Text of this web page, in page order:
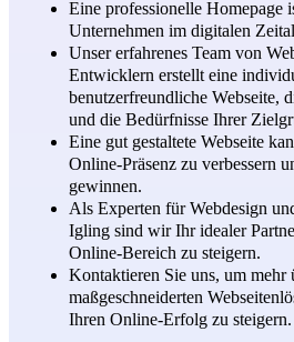
Eine professionelle Homepage
Unternehmen im digitalen
Unser erfahrenes Team von
Entwicklern erstellt eine
benutzerfreundliche Webseite,
und die Bedürfnisse Ihrer
Eine gut gestaltete Webseite
Online-Präsenz zu verbessern
gewinnen.
Als Experten für Webdesign
Igling sind wir Ihr idealer
Online-Bereich zu steigern.
Kontaktieren Sie uns, um mehr
maßgeschneiderten
Ihren Online-Erfolg zu steigern.